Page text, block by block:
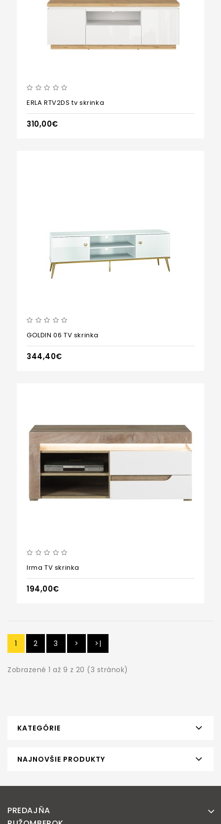
ERLA RTV2DS tv skrinka
310,00€
GOLDIN 06 TV skrinka
344,40€
Irma TV skrinka
194,00€
1 2 3 > >|
Zobrazené 1 až 9 z 20 (3 stránok)
KATEGÓRIE
NAJNOVŠIE PRODUKTY
PREDAJŇA